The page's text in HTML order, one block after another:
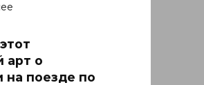
арт о
на поезде по